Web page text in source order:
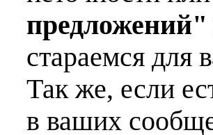
стараемся для
Так же, если
в ваших